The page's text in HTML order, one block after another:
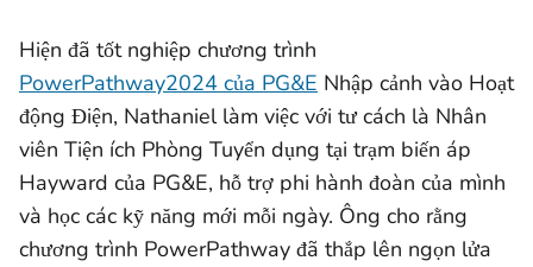
Hiện đã tốt nghiệp chương trình
PowerPathway2024 của PG&E Nhập cảnh vào Hoạt
động Điện, Nathaniel làm việc với tư cách là Nhân
viên Tiện ích Phòng Tuyển dụng tại trạm biến áp
Hayward của PG&E, hỗ trợ phi hành đoàn của mình
và học các kỹ năng mới mỗi ngày. Ông cho rằng
chương trình PowerPathway đã thắp lên ngọn lửa